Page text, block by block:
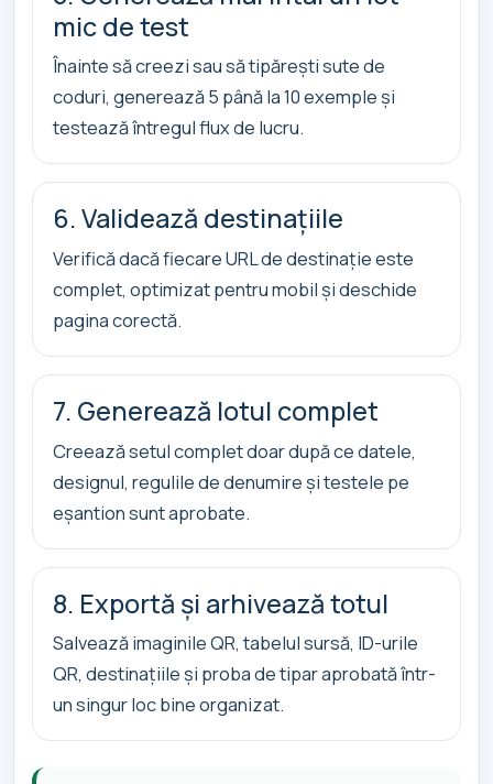
mic de test
Înainte să creezi sau să tipărești sute de
coduri, generează 5 până la 10 exemple și
testează întregul flux de lucru.
6. Validează destinațiile
Verifică dacă fiecare URL de destinație este
complet, optimizat pentru mobil și deschide
pagina corectă.
7. Generează lotul complet
Creează setul complet doar după ce datele,
designul, regulile de denumire și testele pe
eșantion sunt aprobate.
8. Exportă și arhivează totul
Salvează imaginile QR, tabelul sursă, ID-urile
QR, destinațiile și proba de tipar aprobată într-
un singur loc bine organizat.